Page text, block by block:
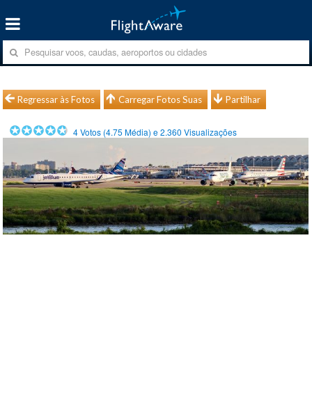
Regressar às Fotos Carregar Fotos Suas Partilhar
4Votos (4.75 Média) e2.360 Visualizações